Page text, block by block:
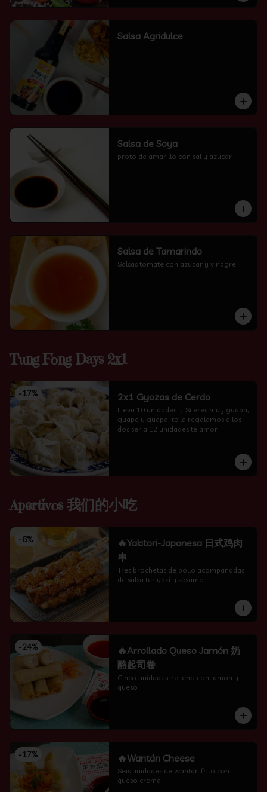
Salsa Agridulce
Salsa de Soya
proto de amarillo con sal y azucar
Salsa de Tamarindo
Salsas tomate con azucar y vinagre
Tung Fong Days 2x1
-17% 2x1 Gyozas de Cerdo
Lleva 10 unidades ，Si eres muy guapa,
guapa y guapa, te la regalamos a los
dos seria 12 unidades te amor
Apertivos 我们的小吃
-6%
🔥Yakitori-Japonesa 日式鸡肉
串
Tres brochetas de pollo acompañadas
de salsa teriyaki y sésamo.
-24%
🔥Arrollado Queso Jamón 奶
酪起司卷
Cinco unidades. relleno con jamon y
queso
-17% 🔥Wantán Cheese
Seis unidades de wantan frito con
queso crema